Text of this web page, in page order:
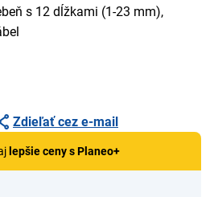
s 12 dĺžkami (1-23 mm),
Zdieľať cez e-mail
lepšie ceny s Planeo+